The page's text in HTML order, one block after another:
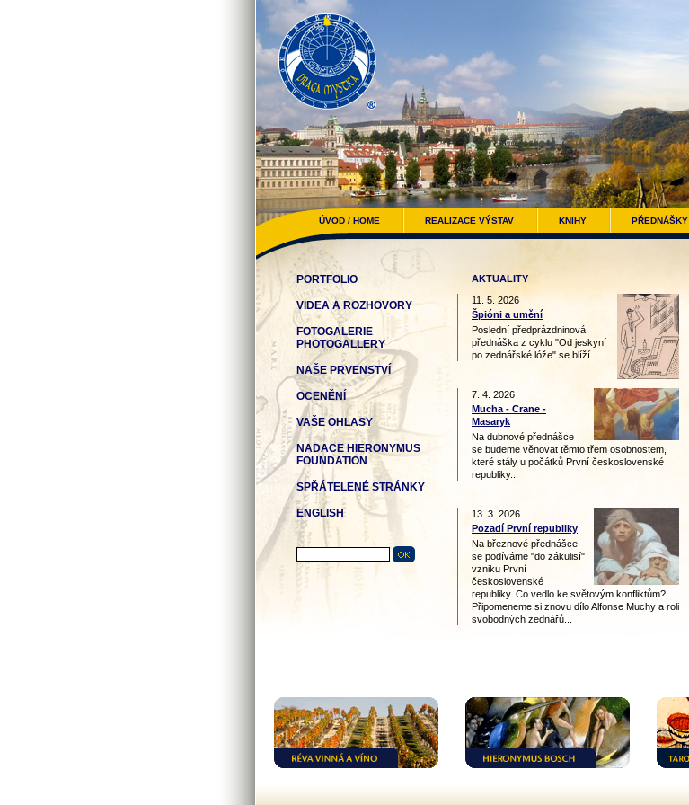
ÚVOD / HOME REALIZACE VÝSTAV KNIHY PŘEDNÁŠKY
PORTFOLIO
VIDEA A ROZHOVORY
FOTOGALERIE
PHOTOGALLERY
NAŠE PRVENSTVÍ
OCENĚNÍ
VAŠE OHLASY
NADACE HIERONYMUS
FOUNDATION
SPŘÁTELENÉ STRÁNKY
ENGLISH
AKTUALITY
11. 5. 2026
Špióni a umění
Poslední předprázdninová
přednáška z cyklu "Od jeskyní
po zednářské lóže" se blíží...
7. 4. 2026
Mucha - Crane -
Masaryk
Na dubnové přednášce
se budeme věnovat těmto třem osobnostem,
které stály u počátků První československé
republiky...
13. 3. 2026
Pozadí První republiky
Na březnové přednášce
se podíváme "do zákulisí"
vzniku První
československé
republiky. Co vedlo ke světovým konfliktům?
Připomeneme si znovu dílo Alfonse Muchy a roli
svobodných zednářů...